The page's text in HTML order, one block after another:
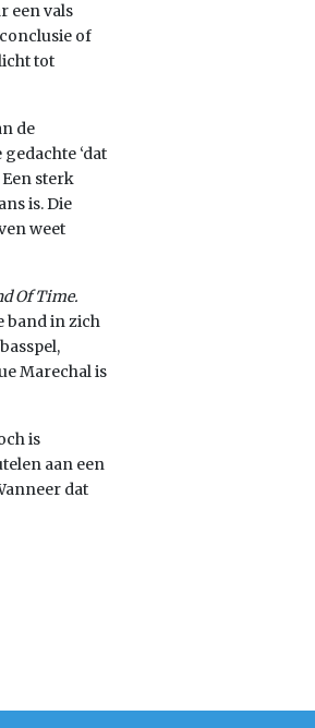
een vals
of
tot
de
‘dat
sterk
is. Die
weet
Of Time.
band in zich
Marechal is
is
aan een
dat